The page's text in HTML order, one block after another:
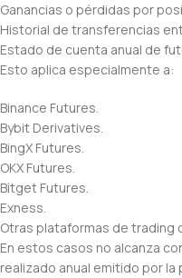
Ganancias o pérdidas por
Historial de transferencias
Estado de cuenta anual de
Esto aplica especialmente a:
Binance Futures.
Bybit Derivatives.
BingX Futures.
OKX Futures.
Bitget Futures.
Exness.
Otras plataformas de trading
En estos casos no alcanza
realizado anual emitido por la